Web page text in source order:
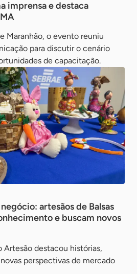
imprensa e destaca
Maranhão, o evento reuniu
para discutir o cenário
de capacitação.
artesãos de Balsas
e buscam novos
Artesão destacou histórias,
perspectivas de mercado